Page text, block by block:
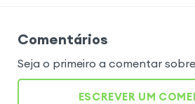
Comentários
Seja o primeiro a comentar
ESCREVER UM